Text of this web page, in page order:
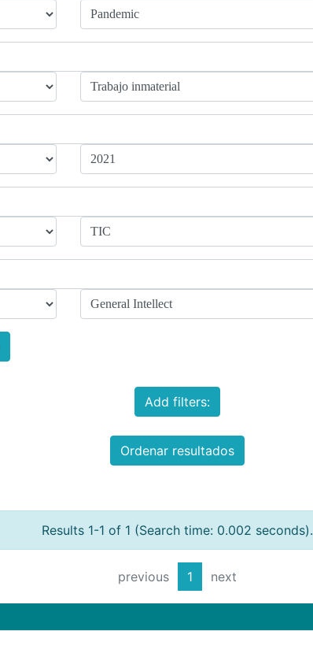
Add filters:
Ordenar resultados
Results 1-1 of 1 (Search time: 0.002 seconds).
previous 1 next